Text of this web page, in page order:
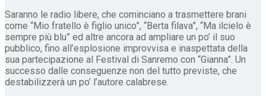
Saranno le radio libere, che cominciano a trasmettere brani
come “Mio fratello è figlio unico”, “Berta filava”, “Ma ilcielo è
sempre più blu” ed altre ancora ad ampliare un po’ il suo
pubblico, fino all’esplosione improvvisa e inaspettata della
sua partecipazione al Festival di Sanremo con “Gianna”. Un
successo dalle conseguenze non del tutto previste, che
destabilizzerà un po’ l’autore calabrese.